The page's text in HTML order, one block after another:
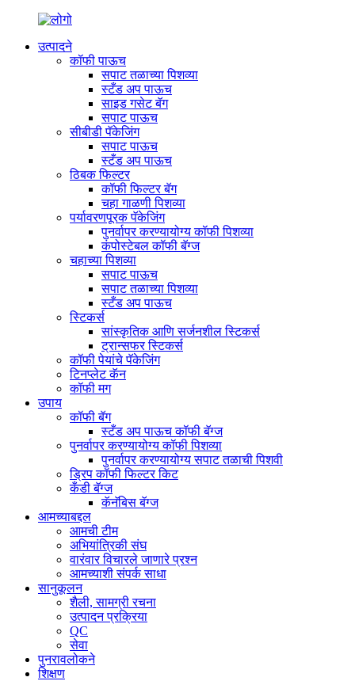
उत्पादने
कॉफी पाऊच
सपाट तळाच्या पिशव्या
स्टँड अप पाऊच
साइड गसेट बॅग
सपाट पाऊच
सीबीडी पॅकेजिंग
सपाट पाऊच
स्टँड अप पाऊच
ठिबक फिल्टर
कॉफी फिल्टर बॅग
चहा गाळणी पिशव्या
पर्यावरणपूरक पॅकेजिंग
पुनर्वापर करण्यायोग्य कॉफी पिशव्या
कंपोस्टेबल कॉफी बॅग्ज
चहाच्या पिशव्या
सपाट पाऊच
सपाट तळाच्या पिशव्या
स्टँड अप पाऊच
स्टिकर्स
सांस्कृतिक आणि सर्जनशील स्टिकर्स
ट्रान्सफर स्टिकर्स
कॉफी पेयांचे पॅकेजिंग
टिनप्लेट कॅन
कॉफी मग
उपाय
कॉफी बॅग
स्टँड अप पाऊच कॉफी बॅग्ज
पुनर्वापर करण्यायोग्य कॉफी पिशव्या
पुनर्वापर करण्यायोग्य सपाट तळाची पिशवी
ड्रिप कॉफी फिल्टर किट
कँडी बॅग्ज
कॅनॅबिस बॅग्ज
आमच्याबद्दल
आमची टीम
अभियांत्रिकी संघ
वारंवार विचारले जाणारे प्रश्न
आमच्याशी संपर्क साधा
सानुकूलन
शैली, सामग्री रचना
उत्पादन प्रक्रिया
QC
सेवा
पुनरावलोकने
शिक्षण